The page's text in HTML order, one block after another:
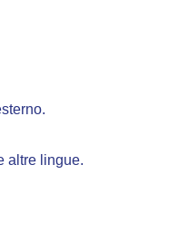
altre lingue.